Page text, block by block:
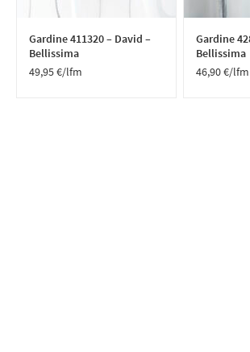
Gardine 411320 – David –
Bellissima
49,95€/lfm
Gardine
Bellissima
46,90€/lfm